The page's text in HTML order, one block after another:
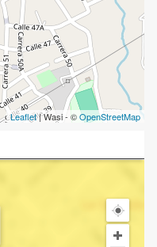
Leaflet| Wasi - ©OpenStreetMap